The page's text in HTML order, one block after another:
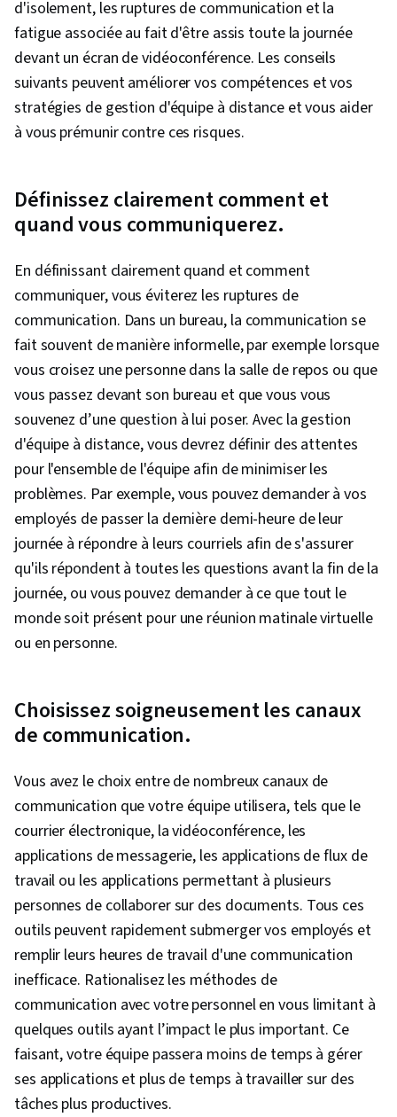
d'isolement, les ruptures de communication et la
fatigue associée au fait d'être assis toute la journée
devant un écran de vidéoconférence. Les conseils
suivants peuvent améliorer vos compétences et vos
stratégies de gestion d'équipe à distance et vous aider
à vous prémunir contre ces risques.
Définissez clairement comment et
quand vous communiquerez.
En définissant clairement quand et comment
communiquer, vous éviterez les ruptures de
communication. Dans un bureau, la communication se
fait souvent de manière informelle, par exemple lorsque
vous croisez une personne dans la salle de repos ou que
vous passez devant son bureau et que vous vous
souvenez d’une question à lui poser. Avec la gestion
d'équipe à distance, vous devrez définir des attentes
pour l'ensemble de l'équipe afin de minimiser les
problèmes. Par exemple, vous pouvez demander à vos
employés de passer la dernière demi-heure de leur
journée à répondre à leurs courriels afin de s'assurer
qu'ils répondent à toutes les questions avant la fin de la
journée, ou vous pouvez demander à ce que tout le
monde soit présent pour une réunion matinale virtuelle
ou en personne.
Choisissez soigneusement les canaux
de communication.
Vous avez le choix entre de nombreux canaux de
communication que votre équipe utilisera, tels que le
courrier électronique, la vidéoconférence, les
applications de messagerie, les applications de flux de
travail ou les applications permettant à plusieurs
personnes de collaborer sur des documents. Tous ces
outils peuvent rapidement submerger vos employés et
remplir leurs heures de travail d'une communication
inefficace. Rationalisez les méthodes de
communication avec votre personnel en vous limitant à
quelques outils ayant l’impact le plus important. Ce
faisant, votre équipe passera moins de temps à gérer
ses applications et plus de temps à travailler sur des
tâches plus productives.